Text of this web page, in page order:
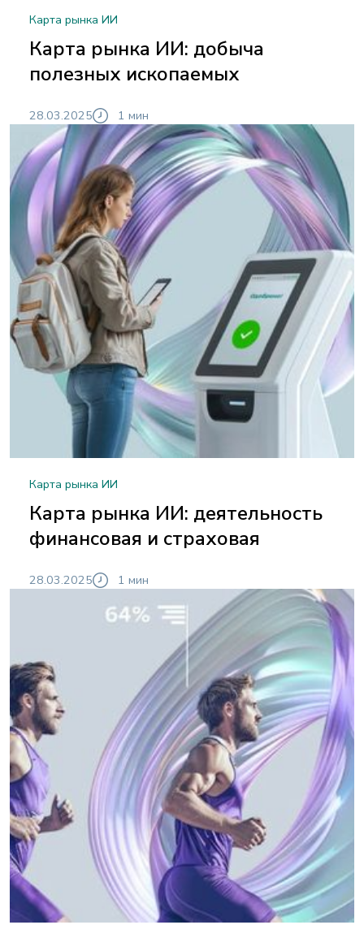
Карта рынка ИИ
Карта рынка ИИ: добыча
полезных ископаемых
28.03.2025 1 мин
Карта рынка ИИ
Карта рынка ИИ: деятельность
финансовая и страховая
28.03.2025 1 мин